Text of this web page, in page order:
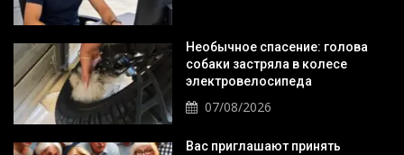
Необычное спасение: голова
собаки застряла в колесе
электровелосипеда
07/08/2026
Вас приглашают принять